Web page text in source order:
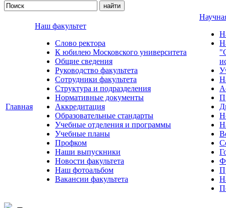
Главная
Наш факультет
Слово ректора
К юбилею Московского университета
Общие сведения
Руководство факультета
Сотрудники факультета
Структура и подразделения
Нормативные документы
Аккредитация
Образовательные стандарты
Учебные отделения и программы
Учебные планы
Профком
Наши выпускники
Новости факультета
Наш фотоальбом
Вакансии факультета